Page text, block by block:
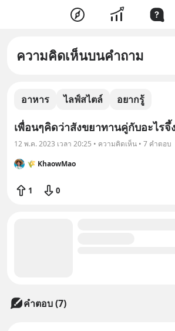
ความคิดเห็นบนคำถาม
อาหาร ไลฟ์สไตล์ อยากรู้
เพื่อนๆคิดว่าสังขยาทานคู่กับอะไรจึ้
12 พ.ค. 2023 เวลา 20:25 • ความคิดเห็น • 7 คำตอบ
🌾 KhaowMao
1 0
คำตอบ (7)